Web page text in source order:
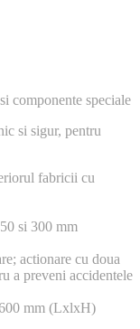
componente speciale
si sigur, pentru
fabricii cu
si 300 mm
actionare cu doua
a preveni accidentele
mm (LxlxH)